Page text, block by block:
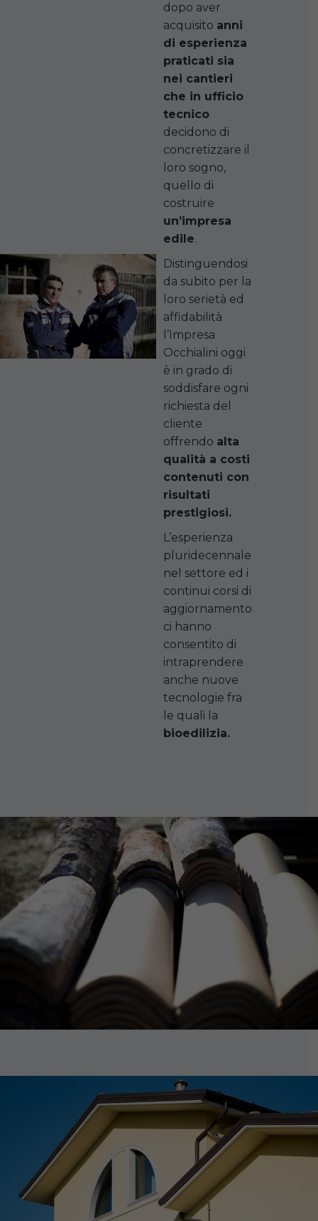
dopo aver
acquisito anni
di esperienza
praticati sia
nei cantieri
che in ufficio
tecnico
decidono di
concretizzare il
loro sogno,
quello di
costruire
un’impresa
edile.
Distinguendosi
da subito per la
loro serietà ed
affidabilità
l’Impresa
Occhialini oggi
è in grado di
soddisfare ogni
richiesta del
cliente
offrendo alta
qualità a costi
contenuti con
risultati
prestigiosi.
L’esperienza
pluridecennale
nel settore ed i
continui corsi di
aggiornamento
ci hanno
consentito di
intraprendere
anche nuove
tecnologie fra
le quali la
bioedilizia.